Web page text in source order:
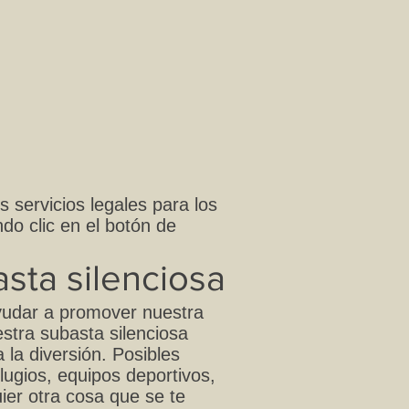
servicios legales para los
clic en el botón de
silenciosa
a promover nuestra
subasta silenciosa
la diversión. Posibles
equipos deportivos,
otra cosa que se te